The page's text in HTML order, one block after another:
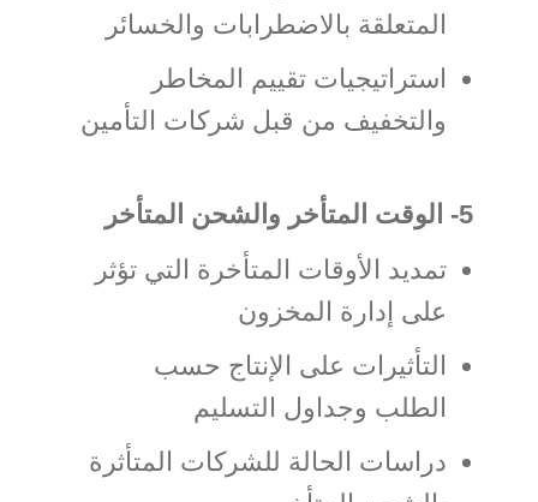
المتعلقة بالاضطرابات والخسائر
استراتيجيات تقييم المخاطر
والتخفيف من قبل شركات التأمين
5- الوقت المتأخر والشحن المتأخر
تمديد الأوقات المتأخرة التي تؤثر
على إدارة المخزون
التأثيرات على الإنتاج حسب
الطلب وجداول التسليم
دراسات الحالة للشركات المتأثرة